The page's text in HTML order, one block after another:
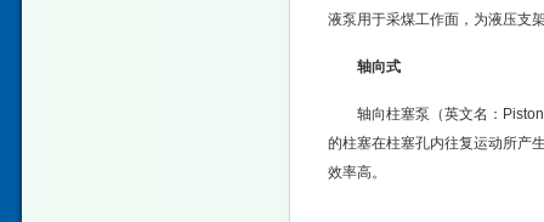
液泵用于采煤工作面，为液压支
轴向式
轴向柱塞泵（英文名：
的柱塞在柱塞孔内往复运动所产
效率高。